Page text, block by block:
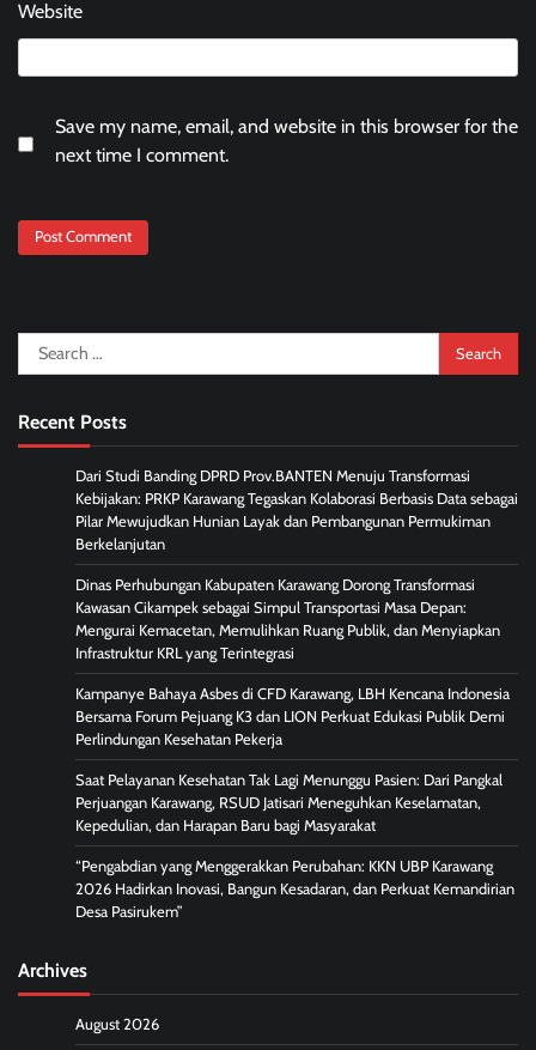
Website
Save my name, email, and website in this browser for the
next time I comment.
Search
for:
Recent Posts
Dari Studi Banding DPRD Prov.BANTEN Menuju Transformasi
Kebijakan: PRKP Karawang Tegaskan Kolaborasi Berbasis Data sebagai
Pilar Mewujudkan Hunian Layak dan Pembangunan Permukiman
Berkelanjutan
Dinas Perhubungan Kabupaten Karawang Dorong Transformasi
Kawasan Cikampek sebagai Simpul Transportasi Masa Depan:
Mengurai Kemacetan, Memulihkan Ruang Publik, dan Menyiapkan
Infrastruktur KRL yang Terintegrasi
Kampanye Bahaya Asbes di CFD Karawang, LBH Kencana Indonesia
Bersama Forum Pejuang K3 dan LION Perkuat Edukasi Publik Demi
Perlindungan Kesehatan Pekerja
Saat Pelayanan Kesehatan Tak Lagi Menunggu Pasien: Dari Pangkal
Perjuangan Karawang, RSUD Jatisari Meneguhkan Keselamatan,
Kepedulian, dan Harapan Baru bagi Masyarakat
“Pengabdian yang Menggerakkan Perubahan: KKN UBP Karawang
2026 Hadirkan Inovasi, Bangun Kesadaran, dan Perkuat Kemandirian
Desa Pasirukem”
Archives
August 2026